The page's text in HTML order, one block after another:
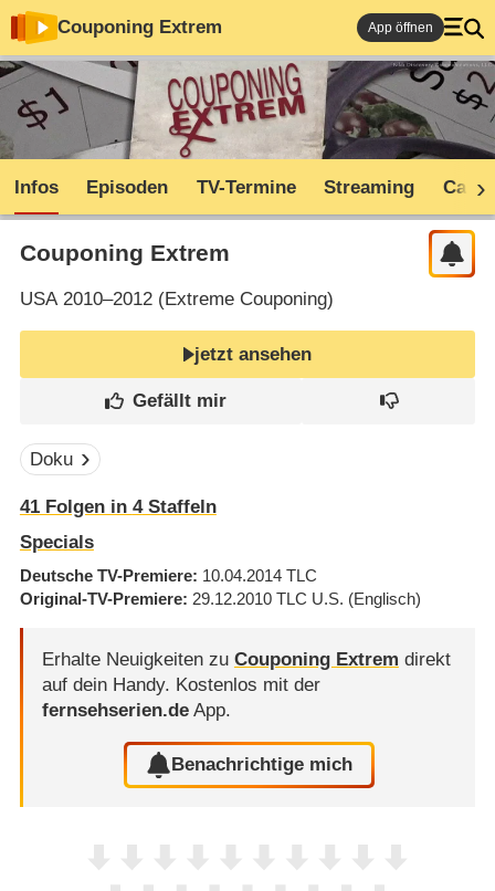
Couponing Extrem App öffnen
Infos Episoden TV-Termine Streaming Cast
Couponing Extrem
USA2010–2012 (Extreme Couponing)
jetzt ansehen
Doku
41Folgen in 4Staffeln
Specials
Deutsche TV-Premiere 10.04.2014 TLC
Original-TV-Premiere 29.12.2010 TLC U.S. (Englisch)
Erhalte Neuigkeiten zu Couponing Extrem direkt
auf dein Handy. Kostenlos mit der
fernsehserien.deApp.
Benachrichtige mich